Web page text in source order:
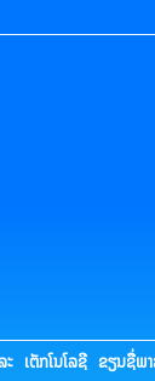
ເຕັກໂນໂລຊີ ຂຽນຊື່ພ